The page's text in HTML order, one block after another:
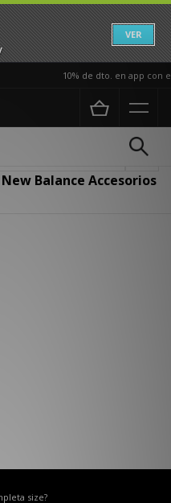
VER
10% de dto. en app con el
Balance Accesorios
size?